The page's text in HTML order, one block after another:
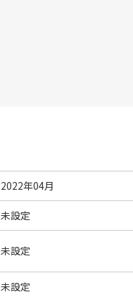
2022年04月
未設定
未設定
未設定